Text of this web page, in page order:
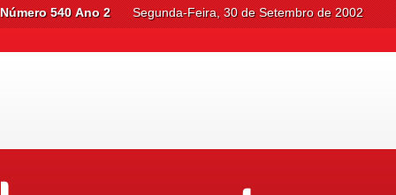
Número 540 Ano 2 Segunda-Feira, 30 de Setembro de 2002